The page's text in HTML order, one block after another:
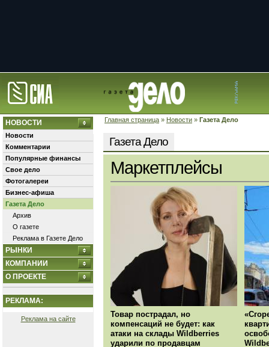
Главная страница » Новости » Газета Дело
НОВОСТИ
Новости
Комментарии
Популярные финансы
Свое дело
Фотогалереи
Бизнес-афиша
Газета Дело
Архив
О газете
Реклама в Газете Дело
РЫНКИ
КОМПАНИИ
О ПРОЕКТЕ
РЕКЛАМА:
Реклама на сайте
Газета Дело
Маркетплейсы
Товар пострадал, но
компенсаций не будет: как
атаки на склады Wildberries
ударили по продавцам